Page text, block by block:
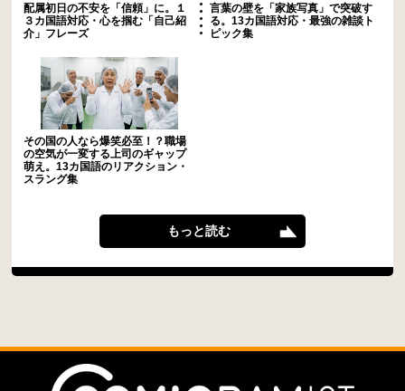
配属初日の不安を「信頼」に。１
３カ国語対応・心を掴む「自己紹
介」フレーズ
言葉の壁を「家族写真」で突破す
る。13カ国語対応・最強の雑談ト
ピック集
その国の人なら爆笑必至！？職場
の空気が一変する上司のギャップ
萌え。13カ国語のリアクション・
スラング集
もっと読む